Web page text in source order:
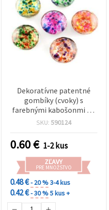
Dekoratívne patentné
gombíky (cvoky) s
farebnými kabošonmi zo
živice – okrúhle,
vzory, 18 mm, mix
SKU: 590124
0.60€ 1-2 kus
ZĽAVY
PRE MNOŽSTVO
0.48 €- 20 %3-4 kus
0.42 €- 30 %5 kus +